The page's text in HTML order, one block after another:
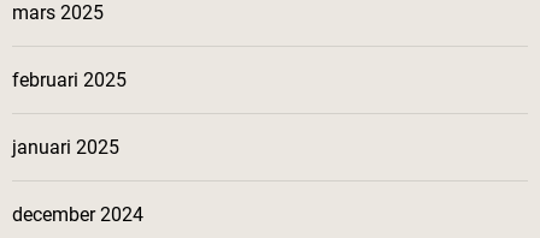
mars 2025
februari 2025
januari 2025
december 2024